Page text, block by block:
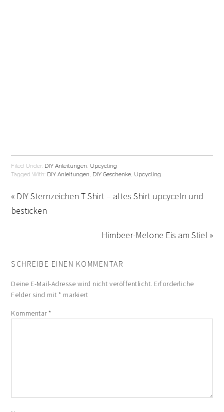
Filed Under: DIY Anleitungen, Upcycling
Tagged With: DIY Anleitungen, DIY Geschenke, Upcycling
« DIY Sternzeichen T-Shirt – altes Shirt upcyceln und
besticken
Himbeer-Melone Eis am Stiel »
SCHREIBE EINEN KOMMENTAR
Deine E-Mail-Adresse wird nicht veröffentlicht. Erforderliche
Felder sind mit* markiert
Kommentar*